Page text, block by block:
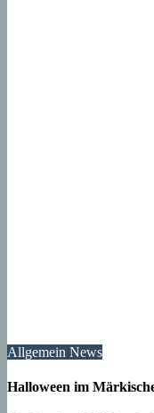
Allgemein News
Halloween im